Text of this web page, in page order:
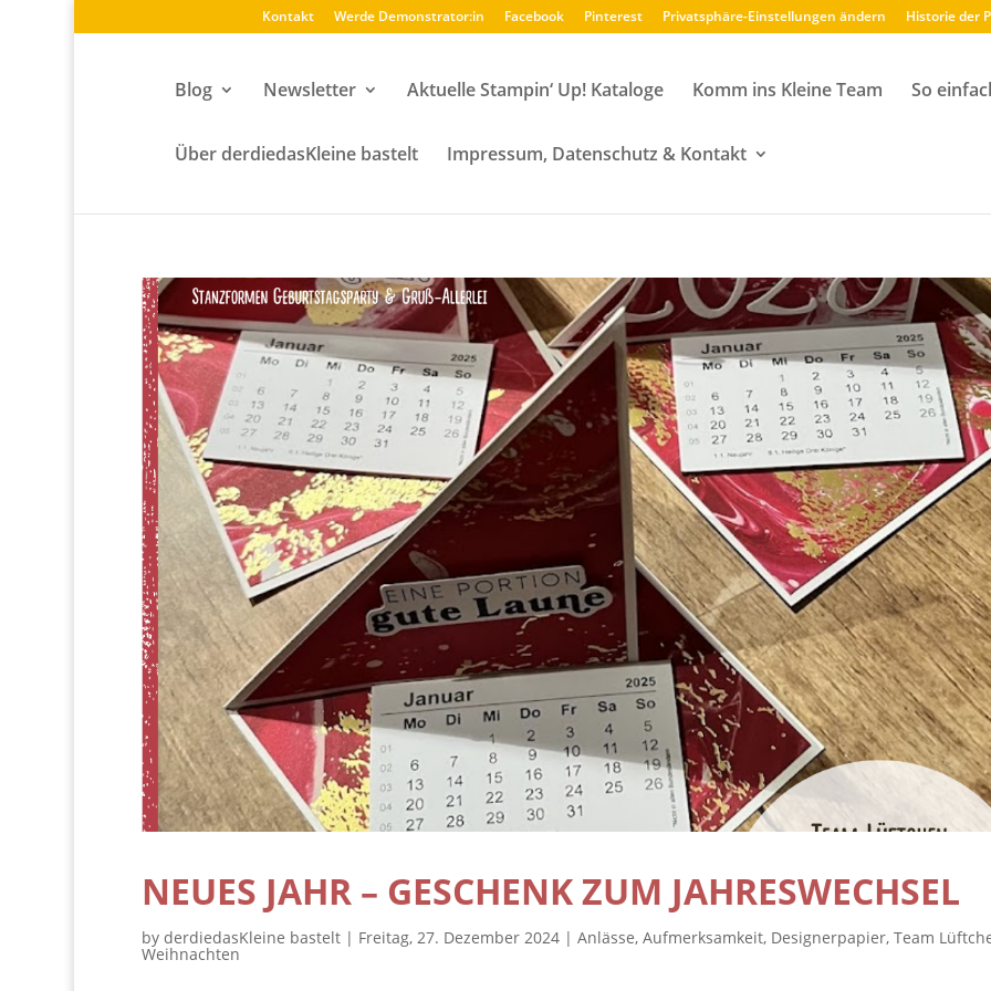
Kontakt Werde Demonstrator:in Facebook Pinterest Privatsphäre-Einstellungen ändern Historie der
Blog Newsletter Aktuelle Stampin‘ Up! Kataloge Komm ins Kleine Team So
Über derdiedasKleine bastelt Impressum, Datenschutz & Kontakt
NEUES JAHR – GESCHENK ZUM JAHRESWECHSEL
by derdiedasKleine bastelt| Freitag, 27. Dezember 2024| Anlässe, Aufmerksamkeit, Designerpapier, Team
Weihnachten